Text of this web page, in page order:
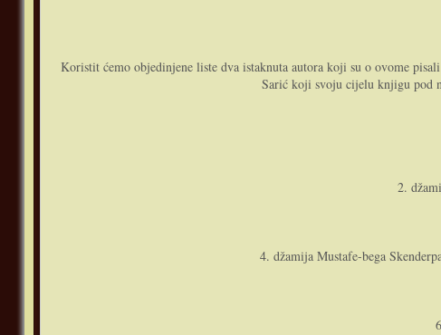
Koristit ćemo objedinjene liste dva istaknuta autora koji su o ovome
Sarić koji svoju cijelu knjigu pod
2.
4. džamija Mustafe-bega